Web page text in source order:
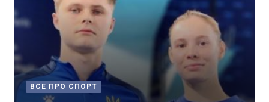
ВСЕ ПРО СПОРТ